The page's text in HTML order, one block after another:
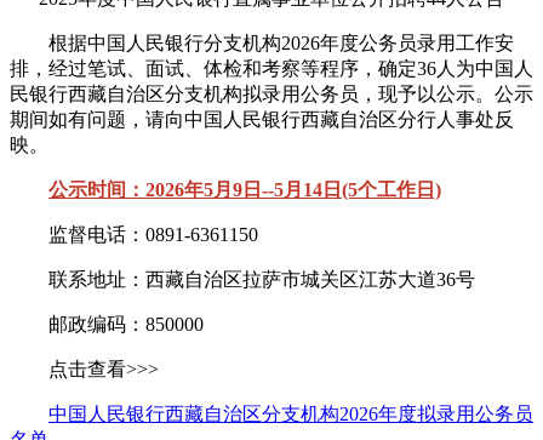
根据中国人民银行分支机构2026年度公务员录用工作安
排，经过笔试、面试、体检和考察等程序，确定36人为中国人
民银行西藏自治区分支机构拟录用公务员，现予以公示。公示
期间如有问题，请向中国人民银行西藏自治区分行人事处反
映。
公示时间：2026年5月9日--5月14日(5个工作日)
监督电话：0891-6361150
联系地址：西藏自治区拉萨市城关区江苏大道36号
邮政编码：850000
点击查看>>>
中国人民银行西藏自治区分支机构2026年度拟录用公务员